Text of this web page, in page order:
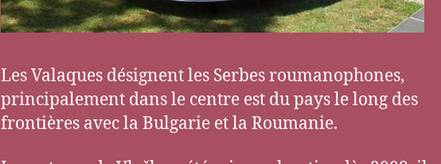
Les Valaques désignent les Serbes roumanophones,
principalement dans le centre est du pays le long des
frontières avec la Bulgarie et la Roumanie.